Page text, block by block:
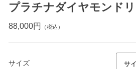
プラチナダイヤモンド
88,000円 （税込）
サイズ